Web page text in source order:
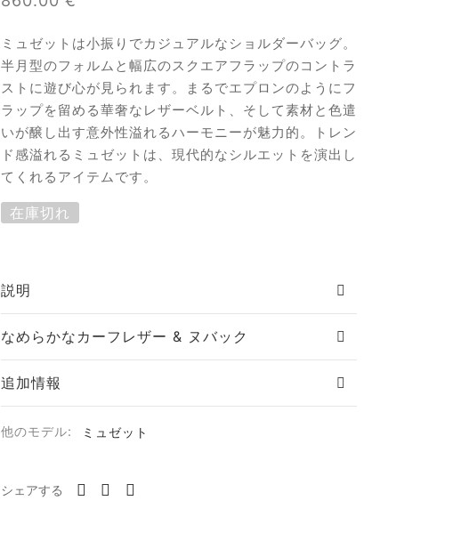
ミュゼットは小振りでカジュアルなショルダーバッグ。
半月型のフォルムと幅広のスクエアフラップのコントラ
ストに遊び心が見られます。まるでエプロンのようにフ
ラップを留める華奢なレザーベルト、そして素材と色遣
いが醸し出す意外性溢れるハーモニーが魅力的。トレン
ド感溢れるミュゼットは、現代的なシルエットを演出し
てくれるアイテムです。
在庫切れ
説明
なめらかなカーフレザー & ヌバック
追加情報
他のモデル: ミュゼット
シェアする